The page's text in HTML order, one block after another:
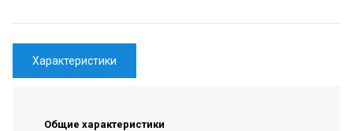
Характеристики
Общие характеристики